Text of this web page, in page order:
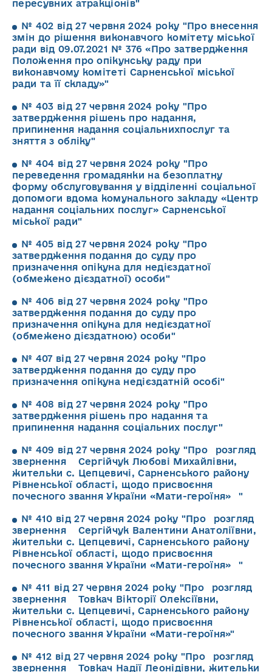
пересувних атракціонів"
№ 402 від 27 червня 2024 року "Про внесення
змін до рішення виконавчого комітету міської
ради від 09.07.2021 № 376 «Про затвердження
Положення про опікунську раду при
виконавчому комітеті Сарненської міської
ради та її складу»"
№ 403 від 27 червня 2024 року "Про
затвердження рішень про надання,
припинення надання соціальнихпослуг та
зняття з обліку"
№ 404 від 27 червня 2024 року "Про
переведення громадянки на безоплатну
форму обслуговування у відділенні соціальної
допомоги вдома комунального закладу «Центр
надання соціальних послуг» Сарненської
міської ради"
№ 405 від 27 червня 2024 року "Про
затвердження подання до суду про
призначення опікуна для недієздатної
(обмежено дієздатної) особи"
№ 406 від 27 червня 2024 року "Про
затвердження подання до суду про
призначення опікуна для недієздатної
(обмежено дієздатною) особи"
№ 407 від 27 червня 2024 року "Про
затвердження подання до суду про
призначення опікуна недієздатній особі"
№ 408 від 27 червня 2024 року "Про
затвердження рішень про надання та
припинення надання соціальних послуг"
№ 409 від 27 червня 2024 року "Про розгляд
звернення Сергійчук Любові Михайлівни,
жительки с. Цепцевичі, Сарненського району
Рівненської області, щодо присвоєння
почесного звання України «Мати-героїня» "
№ 410 від 27 червня 2024 року "Про розгляд
звернення Сергійчук Валентини Анатоліївни,
жительки с. Цепцевичі, Сарненського району
Рівненської області, щодо присвоєння
почесного звання України «Мати-героїня» "
№ 411 від 27 червня 2024 року "Про розгляд
звернення Товкач Вікторії Олексіївни,
жительки с. Цепцевичі, Сарненського району
Рівненської області, щодо присвоєння
почесного звання України «Мати-героїня»"
№ 412 від 27 червня 2024 року "Про розгляд
звернення Товкач Надії Леонідівни, жительки